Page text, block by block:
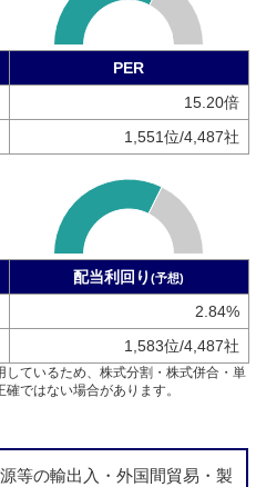
PER
15.20倍
1,551位/4,487社
配当利回り (予想)
2.84%
1,583位/4,487社
ているため、株式分割・株式併合・単
ではない場合があります。
等の輸出入・外国間貿易・製